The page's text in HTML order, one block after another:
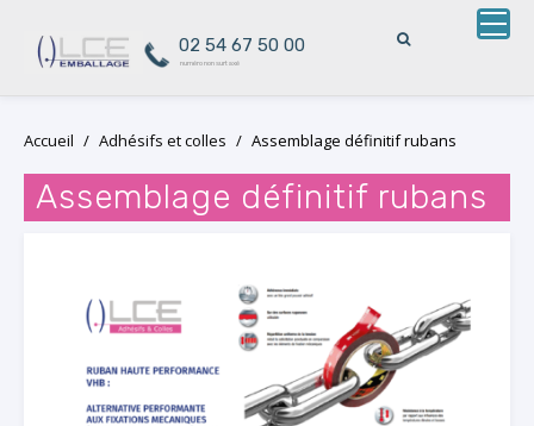
02 54 67 50 00
numéro non surtaxé
content
Accueil / Adhésifs et colles / Assemblage définitif rubans
Assemblage définitif rubans